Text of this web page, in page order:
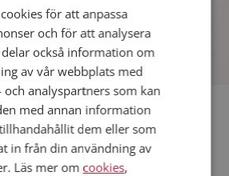
Örebro :Ulrikapandora,Anne
för att anpassa
och för att analysera
också information om
av vår webbplats med
och analyspartners som kan
med annan information
dem eller som
in från din användning av
Läs mer om cookies,